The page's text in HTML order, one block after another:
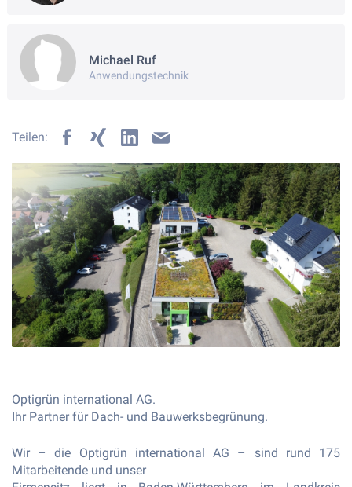
Michael Ruf
Anwendungstechnik
Teilen:
Optigrün international AG.
Ihr Partner für Dach- und Bauwerksbegrünung.
Wir – die Optigrün international AG – sind rund 175
Mitarbeitende und unser